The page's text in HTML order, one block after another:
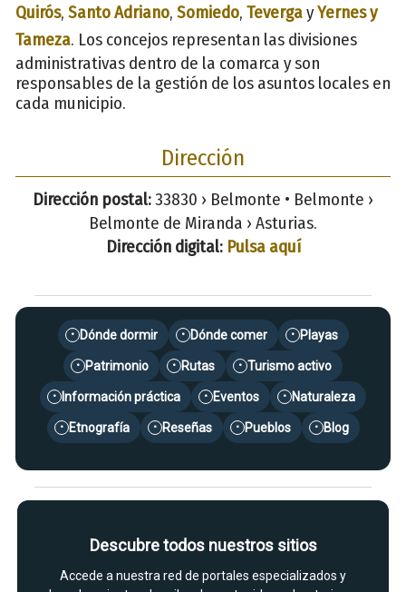
Quirós, Santo Adriano, Somiedo, TevergayYernes y
Tameza. Los concejos representan las divisiones
administrativas dentro de la comarca y son
responsables de la gestión de los asuntos locales en
cada municipio.
Dirección
Dirección postal:33830 › Belmonte • Belmonte ›
Belmonte de Miranda › Asturias.
Dirección digital: Pulsa aquí
• Dónde dormir • Dónde comer • Playas
• Patrimonio • Rutas • Turismo activo
• Información práctica • Eventos • Naturaleza
• Etnografía • Reseñas • Pueblos • Blog
Descubre todos nuestros sitios
Accede a nuestra red de portales especializados y